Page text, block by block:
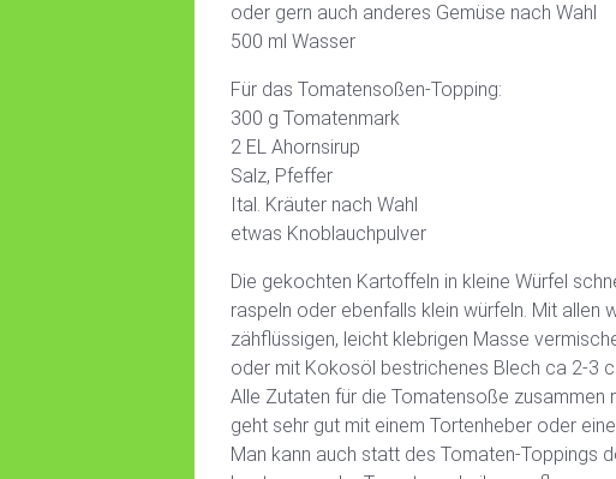
oder gern auch anderes Gemüse nach Wahl
500 ml Wasser
Für das Tomatensoßen-Topping:
300 g Tomatenmark
2 EL Ahornsirup
Salz, Pfeffer
Ital. Kräuter nach Wahl
etwas Knoblauchpulver
Die gekochten Kartoffeln in kleine Würfel
raspeln oder ebenfalls klein würfeln. Mit allen
zähflüssigen, leicht klebrigen Masse
oder mit Kokosöl bestrichenes Blech ca 2-3
Alle Zutaten für die Tomatensoße zusammen
geht sehr gut mit einem Tortenheber oder
Man kann auch statt des Tomaten-Toppings